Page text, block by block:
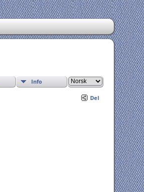
Info
Del